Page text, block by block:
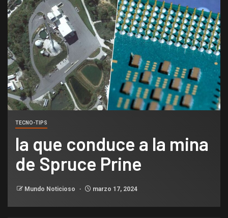
TECNO-TIPS
la que conduce a la mina
de Spruce Prine
Mundo Noticioso marzo 17, 2024